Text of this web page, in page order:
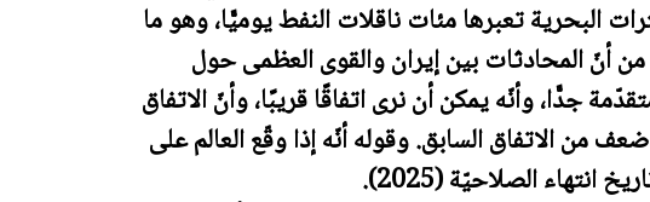
البحرية تعبرها مئات ناقلات النفط يوميًّا، وهو ما
أنّ المحادثات بين إيران والقوى العظمى حول
جدًّا، وأنّه يمكن أن نرى اتفاقًا قريبًا، وأنّ الاتفاق
من الاتفاق السابق. وقوله أنّه إذا وقّع العالم على
الصلاحيّة (2025).